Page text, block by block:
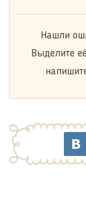
Нашли
Выделите